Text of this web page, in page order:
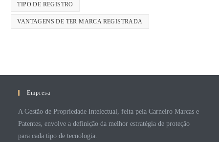
TIPO DE REGISTRO
VANTAGENS DE TER MARCA REGISTRADA
Empresa
A Gestão de Propriedade Intelectual, feita pela Carneiro Marcas e
Patentes, envolve a definição da melhor estratégia de proteção
para cada tipo de tecnologia.